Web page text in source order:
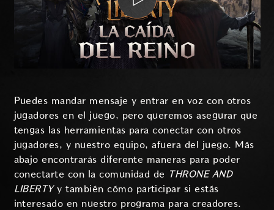
Puedes mandar mensaje y entrar en voz con otros
jugadores en el juego, pero queremos asegurar que
tengas las herramientas para conectar con otros
jugadores, y nuestro equipo, afuera del juego. Más
abajo encontrarás diferente maneras para poder
conectarte con la comunidad de THRONE AND
LIBERTYy también cómo participar si estás
interesado en nuestro programa para creadores.